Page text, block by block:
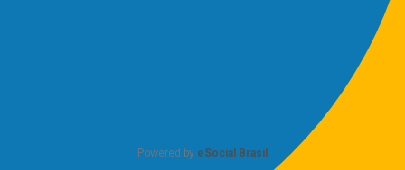
Powered by eSocial Brasil